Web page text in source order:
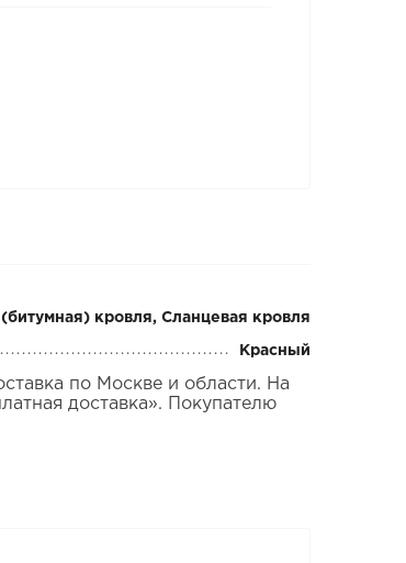
кровля, Сланцевая кровля
Красный
по Москве и области. На
доставка». Покупателю